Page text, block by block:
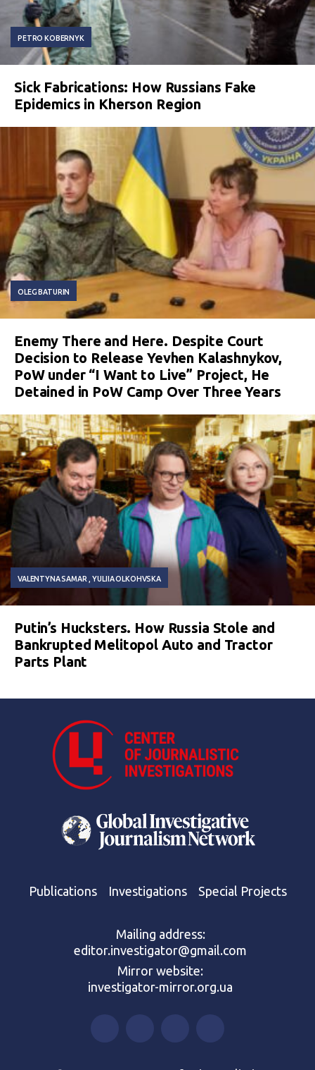
PETRO KOBERNYK
Sick Fabrications: How Russians Fake
Epidemics in Kherson Region
OLEG BATURIN
Enemy There and Here. Despite Court
Decision to Release Yevhen Kalashnykov,
PoW under “I Want to Live” Project, He
Detained in PoW Camp Over Three Years
VALENTYNA SAMAR YULIIA OLKOHVSKA
Putin’s Hucksters. How Russia Stole and
Bankrupted Melitopol Auto and Tractor
Parts Plant
Publications Investigations Special Projects
Mailing address:
editor.investigator@gmail.com
Mirror website:
investigator-mirror.org.ua